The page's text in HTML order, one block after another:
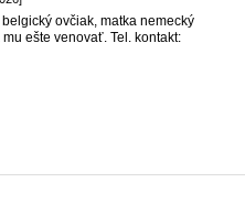
ovčiak, matka nemecký
ešte venovať. Tel. kontakt: